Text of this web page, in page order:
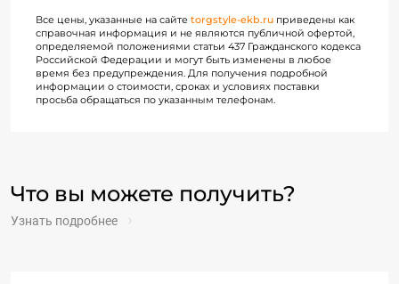
Все цены, указанные на сайте torgstyle-ekb.ru приведены как
справочная информация и не являются публичной офертой,
определяемой положениями статьи 437 Гражданского кодекса
Российской Федерации и могут быть изменены в любое
время без предупреждения. Для получения подробной
информации о стоимости, сроках и условиях поставки
просьба обращаться по указанным телефонам.
Что вы можете получить?
Узнать подробнее